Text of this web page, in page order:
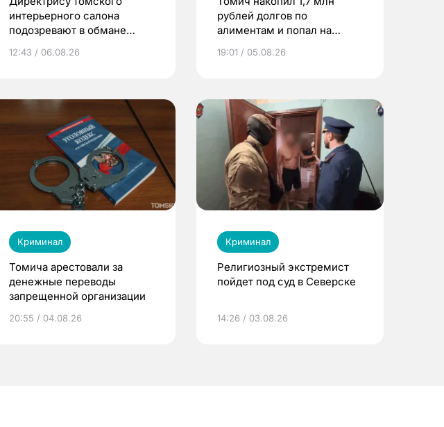
интерьерного салона
подозревают в обмане
12:43 / 06.08.26
рублей долгов по
алиментам и попал на
19:01 / 05.08.26
Криминал
Томича арестовали за
денежные переводы
запрещенной организации
20:55 / 04.08.26
Криминал
Религиозный экстремист
пойдет под суд в Северске
14:26 / 03.08.26